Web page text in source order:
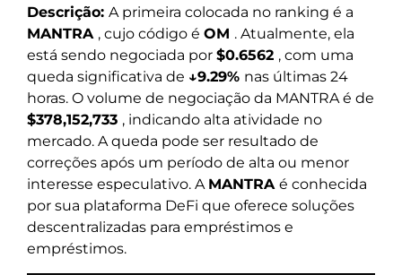
Descrição: A primeira colocada no ranking é a
MANTRA , cujo código é OM . Atualmente, ela
está sendo negociada por $0.6562 , com uma
queda significativa de ↓9.29% nas últimas 24
horas. O volume de negociação da MANTRA é de
$378,152,733 , indicando alta atividade no
mercado. A queda pode ser resultado de
correções após um período de alta ou menor
interesse especulativo. A MANTRA é conhecida
por sua plataforma DeFi que oferece soluções
descentralizadas para empréstimos e
empréstimos.